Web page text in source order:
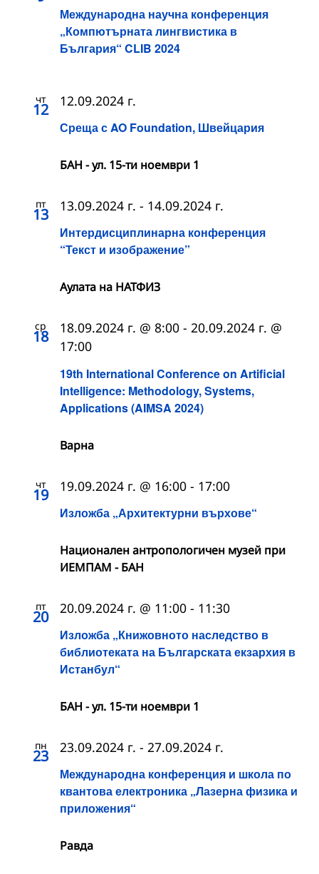
Международна научна конференция
„Компютърната лингвистика в
България“ CLIB 2024
чт
12
Среща с AO Foundation, Швейцария
12.09.2024 г.
БАН - ул. 15-ти ноември 1
пт
13
Интердисциплинарна конференция
“Текст и изображение”
13.09.2024 г. - 14.09.2024 г.
Аулата на НАТФИЗ
ср
18
19th International Conference on Artificial
Intelligence: Methodology, Systems,
Applications (AIMSA 2024)
18.09.2024 г. @ 8:00 - 20.09.2024 г. @
17:00
Варна
чт
19
Изложба „Архитектурни върхове“
19.09.2024 г. @ 16:00 - 17:00
Национален антропологичен музей при
ИЕМПАМ - БАН
пт
20
Изложба „Книжовното наследство в
библиотеката на Българската екзархия в
Истанбул“
20.09.2024 г. @ 11:00 - 11:30
БАН - ул. 15-ти ноември 1
пн
23
Международна конференция и школа по
квантова електроника „Лазерна физика и
приложения“
23.09.2024 г. - 27.09.2024 г.
Равда